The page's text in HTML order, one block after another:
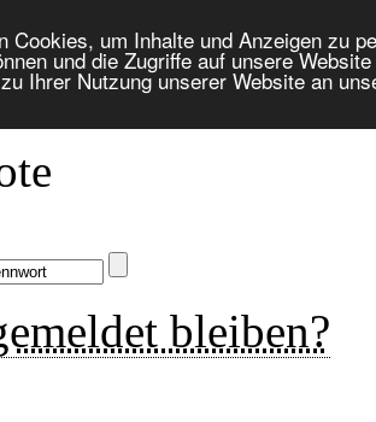
Cookies, um Inhalte und Anzeigen zu
und die Zugriffe auf unsere
Ihrer Nutzung unserer Website an
bleiben?